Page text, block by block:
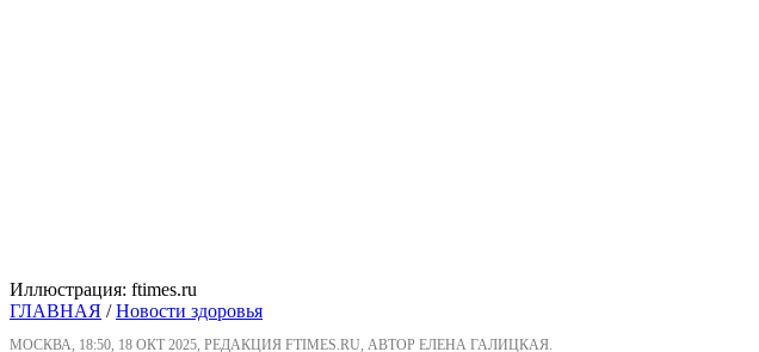
Иллюстрация: ftimes.ru
ГЛАВНАЯ /Новости здоровья
МОСКВА, 18:50, 18 ОКТ 2025, РЕДАКЦИЯ FTIMES.RU, АВТОР ЕЛЕНА ГАЛИЦКАЯ.